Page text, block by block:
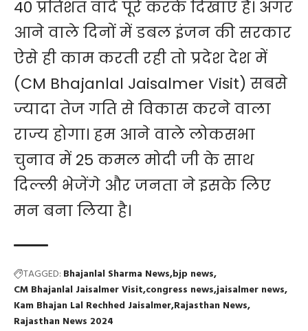
40 प्रतिशत वादे पूरे करके दिखाए है। अगर
आने वाले दिनों में डबल इंजन की सरकार
ऐसे ही काम करती रही तो प्रदेश देश में
(CM Bhajanlal Jaisalmer Visit) सबसे
ज्यादा तेज गति से विकास करने वाला
राज्य होगा। हम आने वाले लोकसभा
चुनाव में 25 कमल मोदी जी के साथ
दिल्ली भेजेंगे और जनता ने इसके लिए
मन बना लिया है।
TAGGED: Bhajanlal Sharma News bjp news
CM Bhajanlal Jaisalmer Visit congress news jaisalmer news
Kam Bhajan Lal Rechhed Jaisalmer Rajasthan News
Rajasthan News 2024